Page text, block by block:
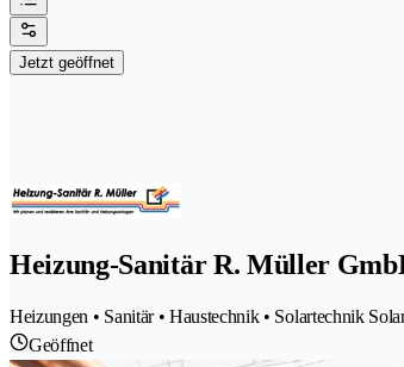
Jetzt geöffnet
Heizung-Sanitär R. Müller
Heizungen • Sanitär • Haustechnik • Solartechnik
Geöffnet